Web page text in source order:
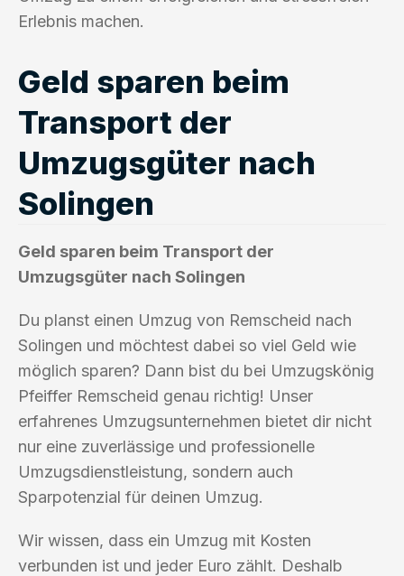
Erlebnis machen.
Geld sparen beim
Transport der
Umzugsgüter nach
Solingen
Geld sparen beim Transport der
Umzugsgüter nach Solingen
Du planst einen Umzug von Remscheid nach
Solingen und möchtest dabei so viel Geld wie
möglich sparen? Dann bist du bei Umzugskönig
Pfeiffer Remscheid genau richtig! Unser
erfahrenes Umzugsunternehmen bietet dir nicht
nur eine zuverlässige und professionelle
Umzugsdienstleistung, sondern auch
Sparpotenzial für deinen Umzug.
Wir wissen, dass ein Umzug mit Kosten
verbunden ist und jeder Euro zählt. Deshalb